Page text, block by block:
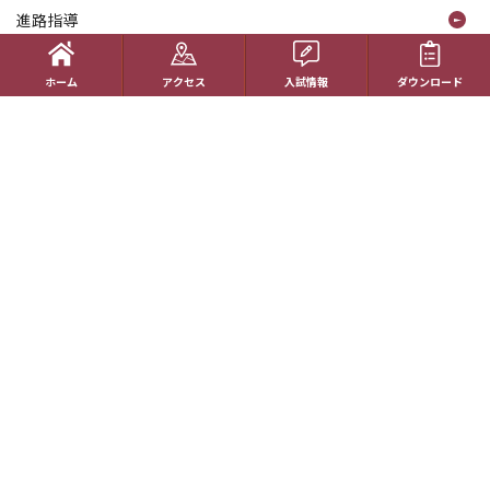
進路指導
受験生の方へ
ホーム アクセス 入試情報 ダウンロード